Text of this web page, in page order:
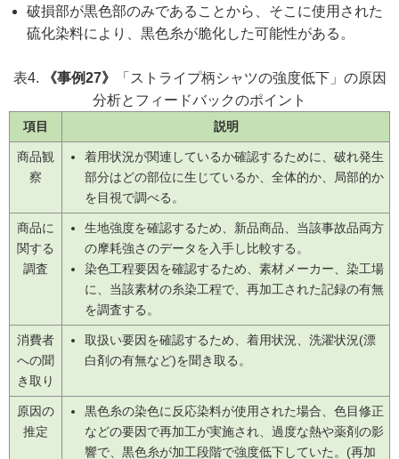
破損部が黒色部のみであることから、そこに使用された
硫化染料により、黒色糸が脆化した可能性がある。
表4. 《事例27》
「ストライプ柄シャツの強度低下」の原因
分析とフィードバックのポイント
項目 説明
商品観
察
着用状況が関連しているか確認するために、破れ発生
部分はどの部位に生じているか、全体的か、局部的か
を目視で調べる。
商品に
関する
調査
生地強度を確認するため、新品商品、当該事故品両方
の摩耗強さのデータを入手し比較する。
染色工程要因を確認するため、素材メーカー、染工場
に、当該素材の糸染工程で、再加工された記録の有無
を調査する。
消費者
への聞
き取り
取扱い要因を確認するため、着用状況、洗濯状況(漂
白剤の有無など)を聞き取る。
原因の
推定
黒色糸の染色に反応染料が使用された場合、色目修正
などの要因で再加工が実施され、過度な熱や薬剤の影
響で、黒色糸が加工段階で強度低下していた。(再加